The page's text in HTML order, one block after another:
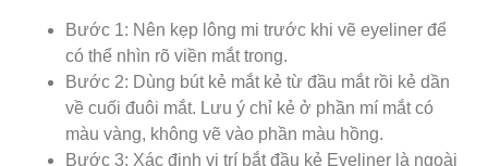
Bước 1: Nên kẹp lông mi trước khi vẽ eyeliner để
có thể nhìn rõ viền mắt trong.
Bước 2: Dùng bút kẻ mắt kẻ từ đầu mắt rồi kẻ dần
về cuối đuôi mắt. Lưu ý chỉ kẻ ở phần mí mắt có
màu vàng, không vẽ vào phần màu hồng.
Bước 3: Xác định vị trí bắt đầu kẻ Eyeliner là ngoài